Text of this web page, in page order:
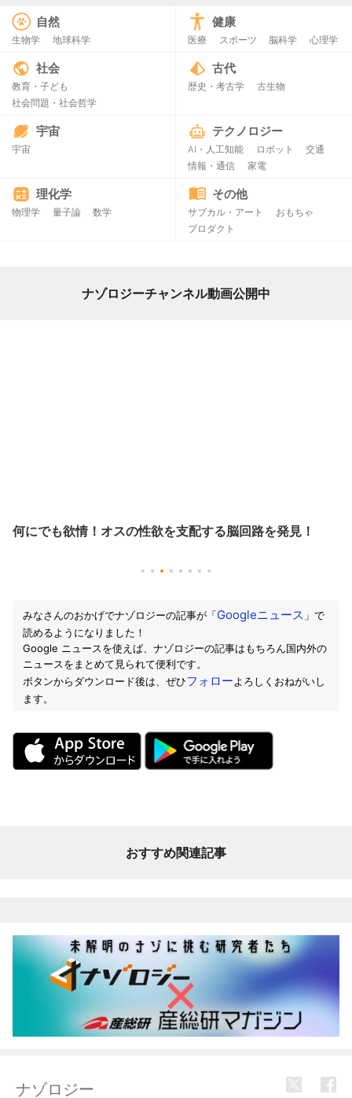
自然
生物学 地球科学
健康
医療 スポーツ 脳科学 心理学
社会
教育・子ども
社会問題・社会哲学
古代
歴史・考古学 古生物
宇宙
宇宙
テクノロジー
AI・人工知能 ロボット
交通
情報・通信
家電
理化学
物理学 量子論 数学
その他
サブカル・アート
おもちゃ
プロダクト
ナゾロジーチャンネル動画公開中
何にでも欲情！オスの性欲を支配する脳回路を発見！
みなさんのおかげでナゾロジーの記事が「Googleニュース 」で
読めるようになりました！
Google ニュースを使えば、ナゾロジーの記事はもちろん国内外の
ニュースをまとめて見られて便利です。
ボタンからダウンロード後は、ぜひフォローよろしくおねがいし
ます。
おすすめ関連記事
ナゾロジー